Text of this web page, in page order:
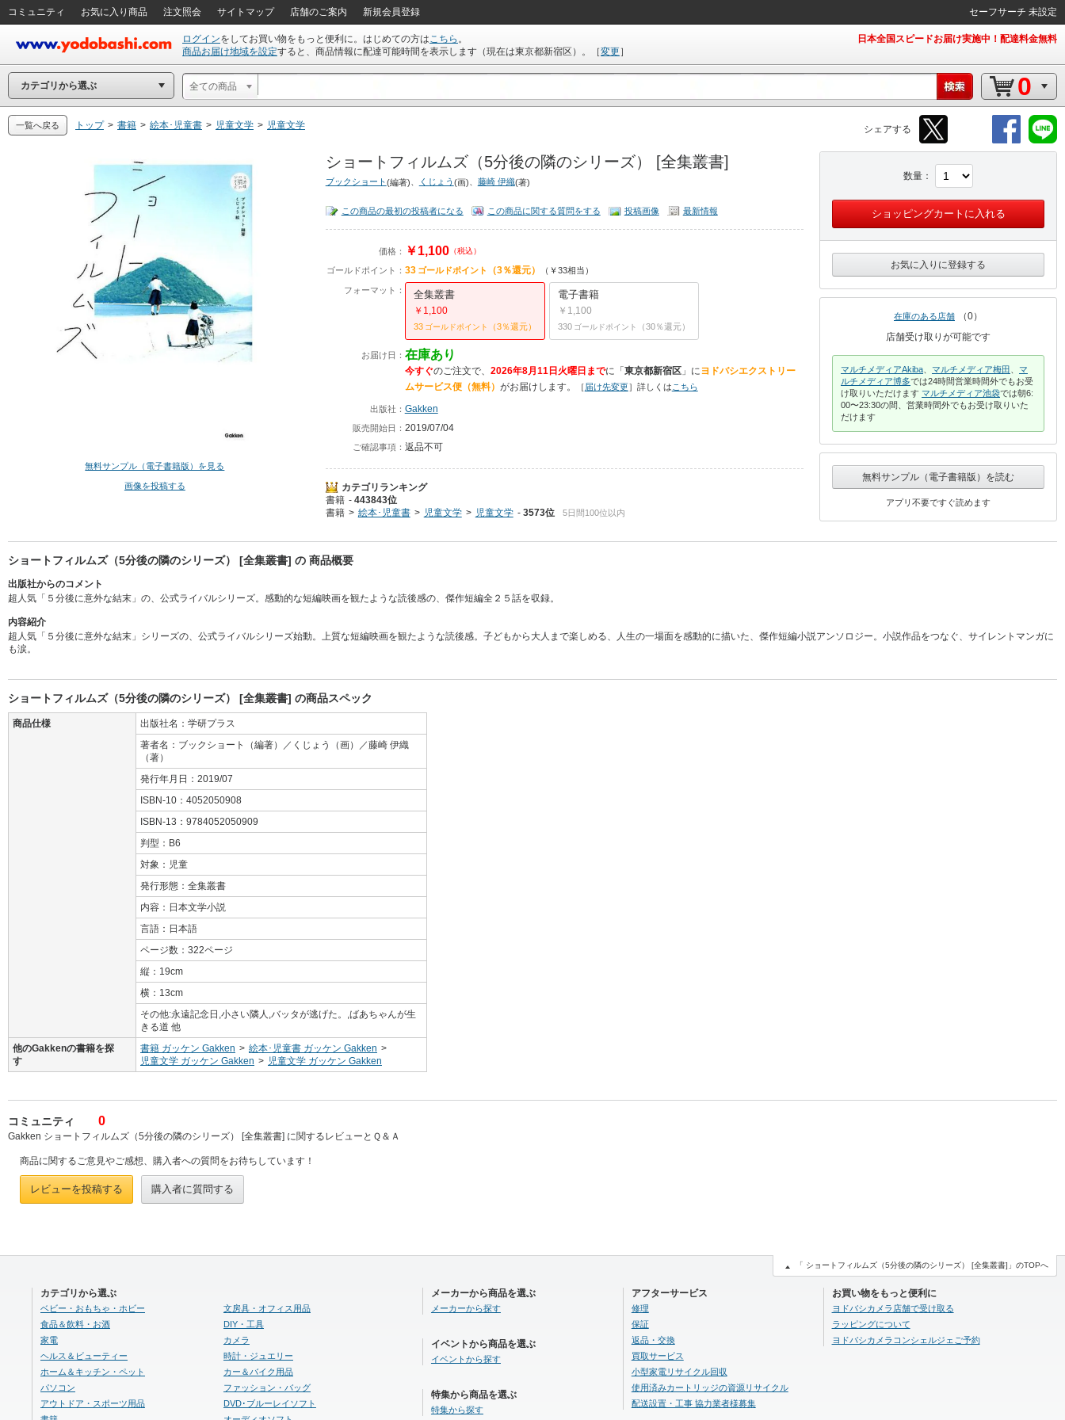
コミュニティ お気に入り商品 注文照会 サイトマップ 店舗のご案内 新規会員登録 セーフサーチ 未設定
ログインをしてお買い物をもっと便利に。はじめての方はこちら 。
商品お届け地域を設定すると、商品情報に配達可能時間を表示します（現在は東京都新宿区 ）。 ［変更］
日本全国スピードお届け実施中！配達料金無料
カテゴリから選ぶ 全ての商品 0
シェアする
一覧へ戻る トップ > 書籍 > 絵本･児童書 > 児童文学 > 児童文学
無料サンプル（電子書籍版）を見る
画像を投稿する
ショートフィルムズ（5分後の隣のシリーズ） [全集叢書]
ブックショート(編著) くじょう (画) 藤崎 伊織(著)
この商品の最初の投稿者になる この商品に関する質問をする 投稿画像 最新情報
価格： ￥1,100（税込）
ゴールドポイント： 33 ゴールドポイント （3％還元） （￥33相当）
フォーマット： 全集叢書
￥1,100
33 ゴールドポイント （3％還元）
電子書籍
￥1,100
330 ゴールドポイント （30％還元）
お届け日： 在庫あり
今すぐのご注文で、 2026年8月11日火曜日までに 「東京都新宿区」にヨドバシエクストリー
ムサービス便（無料） がお届けします。 ［届け先変更］詳しくは こちら
出版社： Gakken
販売開始日： 2019/07/04
ご確認事項： 返品不可
カテゴリランキング
書籍
443843位
書籍
絵本･児童書 児童文学 児童文学 3573位 5日間100位以内
数量
ショッピングカートに入れる
お気に入りに登録する
在庫のある店舗
0
店舗受け取りが可能です
マルチメディアAkiba マルチメディア梅田
マ
ルチメディア博多では24時間営業時間外でもお受
け取りいただけます マルチメディア池袋では朝6:
00〜23:30の間、営業時間外でもお受け取りいた
だけます
無料サンプル（電子書籍版）を読む
アプリ不要ですぐ読めます
ショートフィルムズ（5分後の隣のシリーズ） [全集叢書] の 商品概要
出版社からのコメント
超人気「５分後に意外な結末」の、公式ライバルシリーズ。感動的な短編映画を観たような読後感の、傑作短編全２５話を収録。
内容紹介
超人気「５分後に意外な結末」シリーズの、公式ライバルシリーズ始動。上質な短編映画を観たような読後感。子どもから大人まで楽しめる、人生の一場面を感動的に描いた、傑作短編小説アンソロジー。小説作品をつなぐ、サイレントマンガに
も涙。
ショートフィルムズ（5分後の隣のシリーズ） [全集叢書] の商品スペック
商品仕様
出版社名：学研プラス
著者名：ブックショート（編著）／くじょう（画）／藤崎 伊織
（著）
発行年月日：2019/07
ISBN-10：4052050908
ISBN-13：9784052050909
判型：B6
対象：児童
発行形態：全集叢書
内容：日本文学小説
言語：日本語
ページ数：322ページ
縦：19cm
横：13cm
その他:永遠記念日,小さい隣人,バッタが逃げた。,ばあちゃんが生
きる道 他
他のGakkenの書籍を探
す
書籍 ガッケン Gakken > 絵本･児童書 ガッケン Gakken >
児童文学 ガッケン Gakken > 児童文学 ガッケン Gakken
コミュニティ 0
Gakken ショートフィルムズ（5分後の隣のシリーズ） [全集叢書] に関するレビューとＱ＆Ａ
商品に関するご意見やご感想、購入者への質問をお待ちしています！
レビューを投稿する 購入者に質問する
カテゴリから選ぶ
ベビー・おもちゃ・ホビー
食品＆飲料・お酒
家電
ヘルス＆ビューティー
ホーム＆キッチン・ペット
パソコン
アウトドア・スポーツ用品
文房具・オフィス用品
DIY・工具
カメラ
時計・ジュエリー
カー＆バイク用品
ファッション・バッグ
DVD･ブルーレイソフト
メーカーから商品を選ぶ
メーカーから探す
イベントから商品を選ぶ
イベントから探す
特集から商品を選ぶ
特集から探す
アフターサービス
修理
保証
返品・交換
買取サービス
小型家電リサイクル回収
使用済みカートリッジの資源リサイクル
配送設置・工事 協力業者様募集
お買い物をもっと便利に
ヨドバシカメラ店舗で受け取る
ラッピングについて
ヨドバシカメラコンシェルジェご予約
「 ショートフィルムズ（5分後の隣のシリーズ） [全集叢書]」のTOPへ